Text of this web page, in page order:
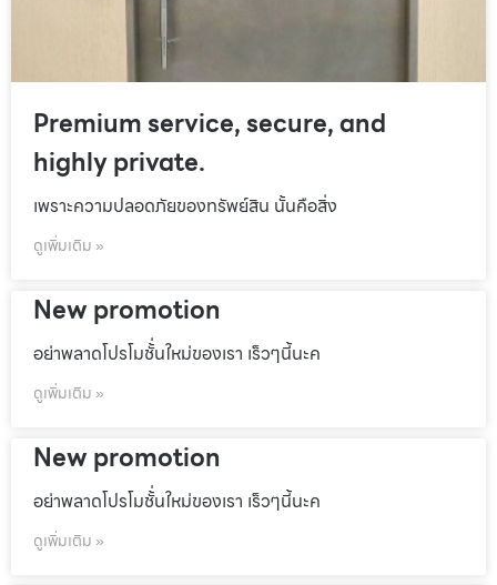
Premium service, secure, and
highly private.
เพราะความปลอดภัยของทรัพย์สิน นั้นคือสิ่ง
ดูเพิ่มเติม »
New promotion
อย่าพลาดโปรโมชั้่นใหม่ของเรา เร็วๆนี้นะค
ดูเพิ่มเติม »
New promotion
อย่าพลาดโปรโมชั้่นใหม่ของเรา เร็วๆนี้นะค
ดูเพิ่มเติม »